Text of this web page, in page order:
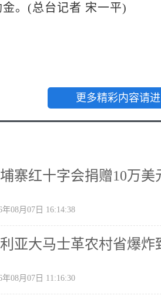
。(总台记者 宋一平)
更多精彩内容请
寨红十字会捐赠10万
年08月07日 16:14:38
亚大马士革农村省爆炸
年08月07日 11:16:30